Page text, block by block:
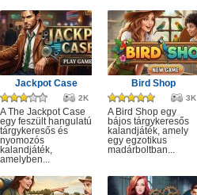
Jackpot Case
2K
A The Jackpot Case
egy feszült hangulatú
tárgykeresős és
nyomozós
kalandjáték,
amelyben...
Bird Shop
3K
A Bird Shop egy
bájos tárgykeresős
kalandjáték, amely
egy egzotikus
madárboltban...